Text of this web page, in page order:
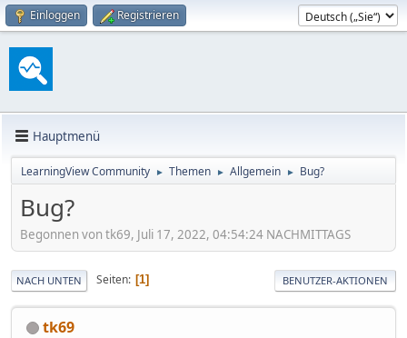
Einloggen Registrieren
Hauptmenü
LearningView Community ► Themen ► Allgemein ► Bug?
Bug?
Begonnen von tk69, Juli 17, 2022, 04:54:24 NACHMITTAGS
NACH UNTEN Seiten 1 BENUTZER-AKTIONEN
tk69